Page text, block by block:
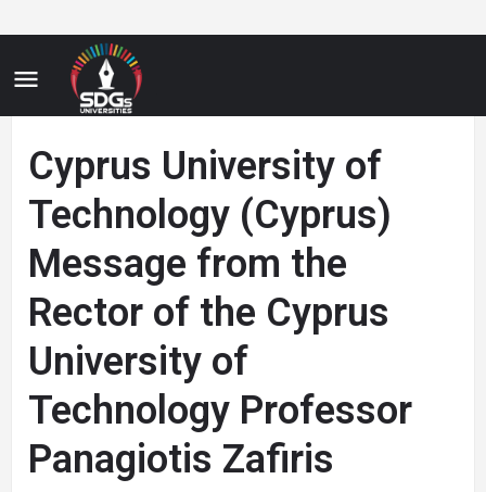
Cyprus University of
Technology (Cyprus)
Message from the
Rector of the Cyprus
University of
Technology Professor
Panagiotis Zafiris